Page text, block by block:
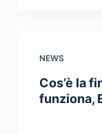
NEWS
Cos’è la
funziona,